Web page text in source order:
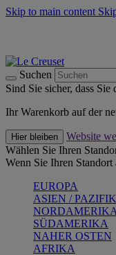
Skip to main content
Suchen
Sind Sie sicher, dass
Ihr Warenkorb auf der
Hier bleiben
Website
Wählen Sie Ihren
Wenn Sie Ihren
EUROPA
ASIEN /
NORDAMERIKA
SÜDAMERIKA
NAHER OSTEN
AFRIKA